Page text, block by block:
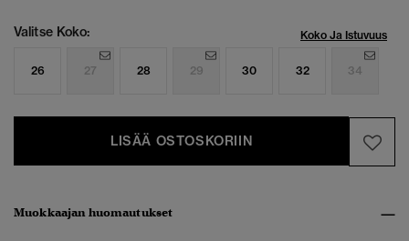
Valitse Koko: Koko Ja Istuvuus
26 27 28 29 30 32 34
LISÄÄ OSTOSKORIIN
Muokkaajan huomautukset